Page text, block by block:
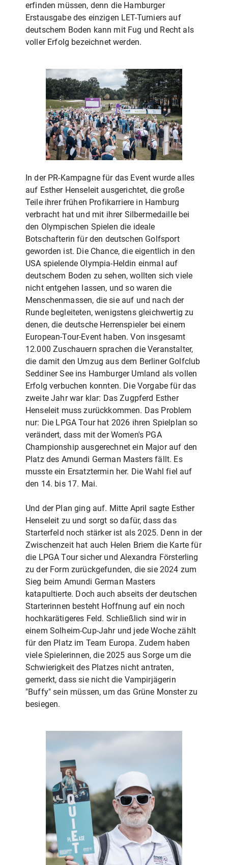
erfinden müssen, denn die Hamburger
Erstausgabe des einzigen LET-Turniers auf
deutschem Boden kann mit Fug und Recht als
voller Erfolg bezeichnet werden.
In der PR-Kampagne für das Event wurde alles
auf Esther Henseleit ausgerichtet, die große
Teile ihrer frühen Profikarriere in Hamburg
verbracht hat und mit ihrer Silbermedaille bei
den Olympischen Spielen die ideale
Botschafterin für den deutschen Golfsport
geworden ist. Die Chance, die eigentlich in den
USA spielende Olympia-Heldin einmal auf
deutschem Boden zu sehen, wollten sich viele
nicht entgehen lassen, und so waren die
Menschenmassen, die sie auf und nach der
Runde begleiteten, wenigstens gleichwertig zu
denen, die deutsche Herrenspieler bei einem
European-Tour-Event haben. Von insgesamt
12.000 Zuschauern sprachen die Veranstalter,
die damit den Umzug aus dem Berliner Golfclub
Seddiner See ins Hamburger Umland als vollen
Erfolg verbuchen konnten. Die Vorgabe für das
zweite Jahr war klar: Das Zugpferd Esther
Henseleit muss zurückkommen. Das Problem
nur: Die LPGA Tour hat 2026 ihren Spielplan so
verändert, dass mit der Women's PGA
Championship ausgerechnet ein Major auf den
Platz des Amundi German Masters fällt. Es
musste ein Ersatztermin her. Die Wahl fiel auf
den 14. bis 17. Mai.
Und der Plan ging auf. Mitte April sagte Esther
Henseleit zu und sorgt so dafür, dass das
Starterfeld noch stärker ist als 2025. Denn in der
Zwischenzeit hat auch Helen Briem die Karte für
die LPGA Tour sicher und Alexandra Försterling
zu der Form zurückgefunden, die sie 2024 zum
Sieg beim Amundi German Masters
katapultierte. Doch auch abseits der deutschen
Starterinnen besteht Hoffnung auf ein noch
hochkarätigeres Feld. Schließlich sind wir in
einem Solheim-Cup-Jahr und jede Woche zählt
für den Platz im Team Europa. Zudem haben
viele Spielerinnen, die 2025 aus Sorge um die
Schwierigkeit des Platzes nicht antraten,
gemerkt, dass sie nicht die Vampirjägerin
"Buffy" sein müssen, um das Grüne Monster zu
besiegen.